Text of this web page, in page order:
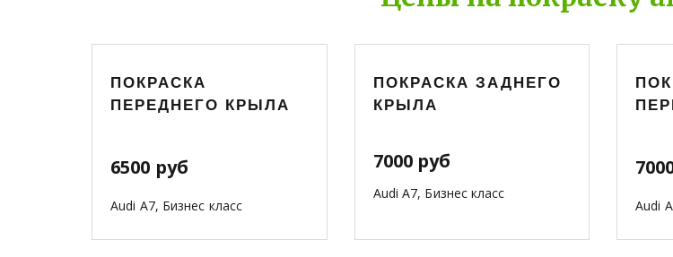
ПОКРАСКА
ПЕРЕДНЕГО КРЫЛА
6500 руб
Audi A7, Бизнес класс
ПОКРАСКА ЗАДНЕГО
КРЫЛА
7000 руб
Audi A7, Бизнес класс
Audi